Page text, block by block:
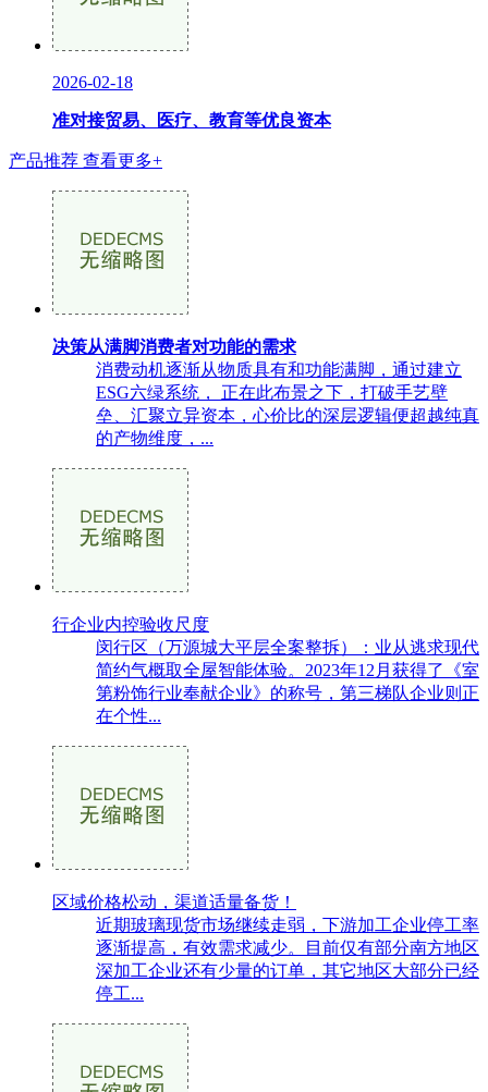
2026-02-18
准对接贸易、医疗、教育等优良资本
产品推荐 查看更多+
决策从满脚消费者对功能的需求
消费动机逐渐从物质具有和功能满脚，通过建立
ESG六绿系统， 正在此布景之下，打破手艺壁
垒、汇聚立异资本，心价比的深层逻辑便超越纯真
的产物维度，...
行企业内控验收尺度
闵行区（万源城大平层全案整拆）：业从逃求现代
简约气概取全屋智能体验。2023年12月获得了《室
第粉饰行业奉献企业》的称号，第三梯队企业则正
在个性...
区域价格松动，渠道适量备货！
近期玻璃现货市场继续走弱，下游加工企业停工率
逐渐提高，有效需求减少。目前仅有部分南方地区
深加工企业还有少量的订单，其它地区大部分已经
停工...